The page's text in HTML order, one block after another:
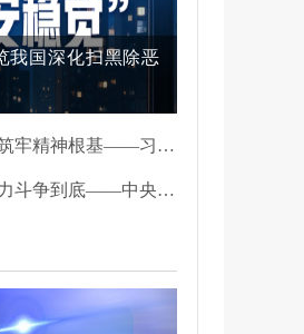
国深化扫黑除恶
以坚定的理想信念筑牢精神根基——习近平党建思想理论品格系列述评之一
坚定不移与黑恶势力斗争到底——中央政法委负责同志就开展深化扫黑除恶专项斗争有关问题答记者问